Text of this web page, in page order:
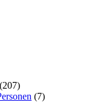
(207)
(7)